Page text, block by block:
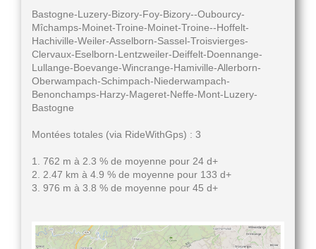
Bastogne-Luzery-Bizory-Foy-Bizory--Oubourcy-
Mîchamps-Moinet-Troine-Moinet-Troine--Hoffelt-
Hachiville-Weiler-Asselborn-Sassel-Troisvierges-
Clervaux-Eselborn-Lentzweiler-Deiffelt-Doennange-
Lullange-Boevange-Wincrange-Hamiville-Allerborn-
Oberwampach-Schimpach-Niederwampach-
Benonchamps-Harzy-Mageret-Neffe-Mont-Luzery-
Bastogne
Montées totales (via RideWithGps) : 3
1. 762 m à 2.3 % de moyenne pour 24 d+
2. 2.47 km à 4.9 % de moyenne pour 133 d+
3. 976 m à 3.8 % de moyenne pour 45 d+